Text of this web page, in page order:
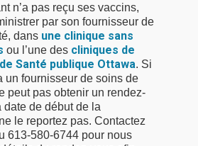
n’a pas reçu ses vaccins,
par son fournisseur de
dans une clinique sans
ou l’une des cliniques de
Santé publique Ottawa. Si
un fournisseur de soins de
peut pas obtenir un rendez-
date de début de la
le reportez pas. Contactez
613-580-6744 pour nous